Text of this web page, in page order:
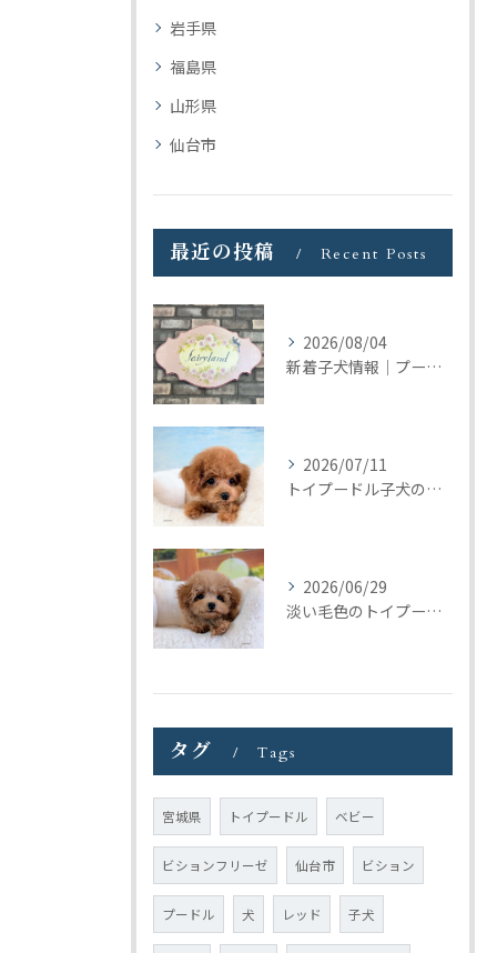
岩手県
福島県
山形県
仙台市
最近の投稿 Recent Posts
2026/08/04
新着子犬情報｜プードル＆ビションプーの募集をまとめて開始しました
2026/07/11
トイプードル子犬の巣立ち｜トリミングの日に見つけたご縁
2026/06/29
淡い毛色のトイプードル女の子｜元気いっぱいの子犬が巣立ちました
タグ Tags
宮城県 トイプードル ベビー
ビションフリーゼ 仙台市 ビション
プードル 犬 レッド 子犬